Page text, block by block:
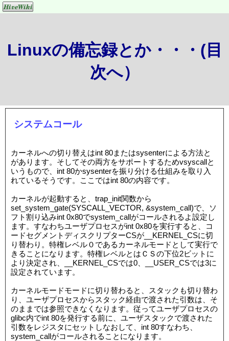
Linuxの備忘録とか・・・(目
次へ）
システムコール
カーネルへの切り替えはint 80またはsysenterによる方法と
があります。そしてその両方をサポートするためvsyscallと
いうもので、int 80かsysenterを振り分ける仕組みを取り入
れているそうです。ここではint 80の内容です。
カーネルが起動すると、trap_init関数から
set_system_gate(SYSCALL_VECTOR, &system_call)で、ソ
フト割り込みint 0x80でsystem_callがコールされるよ設定し
ます。すなわちユーザプロセスがint 0x80を実行すると、コ
ードセグメントディスクリプターCSが__KERNEL_CSに切
り替わり。特権レベル０であるカーネルモードとして実行で
きることになります。特権レベルとはＣＳの下位2ビットに
より決定され、__KERNEL_CSでは0、__USER_CSでは3に
設定されています。
カーネルモードモードに切り替わると、スタックも切り替わ
り、ユーザプロセスからスタック経由で渡された引数は、そ
のままでは参照できなくなります。従ってユーザプロセスの
glibc内でint 80を発行する前に、ユーザスタックで渡された
引数をレジスタにセットしなおして、int 80すなわち、
system_callがコールされることになります。